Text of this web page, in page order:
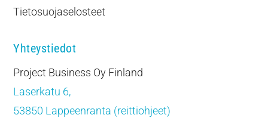
Tietosuojaselosteet
Yhteystiedot
Project Business Oy Finland
Laserkatu 6,
53850 Lappeenranta (reittiohjeet)